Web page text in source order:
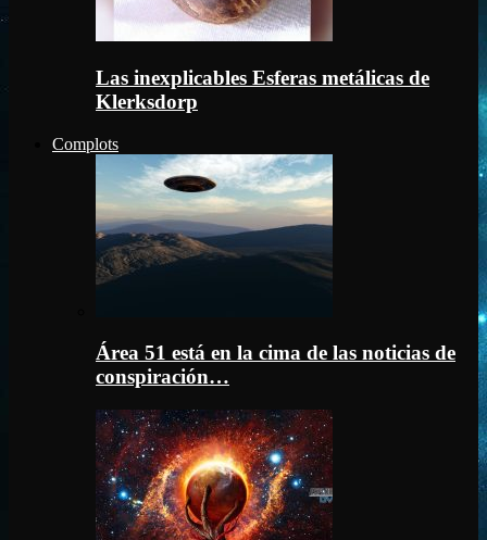
Las inexplicables Esferas metálicas de
Klerksdorp
Complots
Área 51 está en la cima de las noticias de
conspiración…